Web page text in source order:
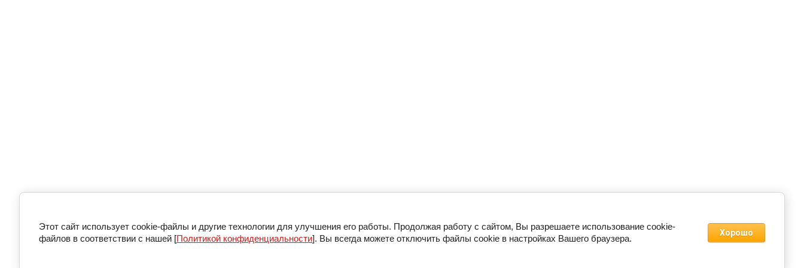
Этот сайт использует cookie-файлы и другие технологии для улучшения его работы. Продолжая работу с сайтом, Вы разрешаете использование cookie-
файлов в соответствии с нашей [Политикой конфиденциальности]. Вы всегда можете отключить файлы cookie в настройках Вашего браузера.
Хорошо